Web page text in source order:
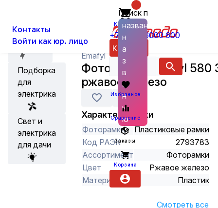
Контакты
Войти как юр. лицо
Корзина
+7 (800) 6000 600
Каталог
Поиск по
названию
н
а
з
в
а
н
и
ю
Избранное
Сравнение
Заказы
Корзина
Акции
Подборка
для
электрика
Свет и
электрика
для дачи
Фототовары
Emafyl
Фоторамка Emafyl 580
ржавое железо
Характеристики
Фоторамки
Пластиковые рамки
Код РАЭК
2793783
Ассортимент
Фоторамки
Цвет
Ржавое железо
Материал
Пластик
Смотреть все